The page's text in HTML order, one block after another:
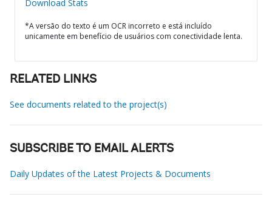
Download Stats
*A versão do texto é um OCR incorreto e está incluído
unicamente em benefício de usuários com conectividade lenta.
RELATED LINKS
See documents related to the project(s)
SUBSCRIBE TO EMAIL ALERTS
Daily Updates of the Latest Projects & Documents